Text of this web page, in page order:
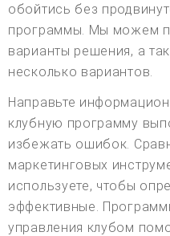
обойтись без
программы. Мы можем
варианты решения, а
несколько вариантов.
Направьте
клубную программу
избежать ошибок.
маркетинговых
используете, чтобы
эффективные.
управления клубом